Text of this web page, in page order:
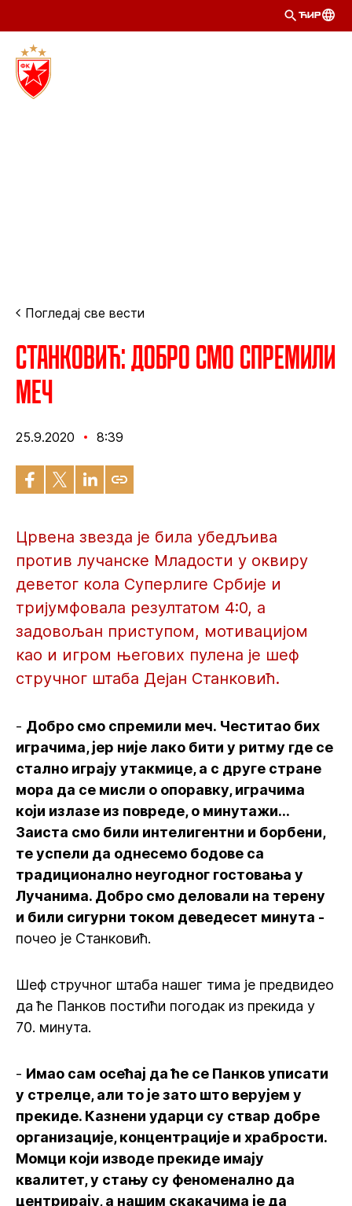
ЋИР
Погледај све вести
Станковић: Добро смо спремили
меч
25.9.2020 8:39
Црвена звезда је била убедљива
против лучанске Младости у оквиру
деветог кола Суперлиге Србије и
тријумфовала резултатом 4:0, а
задовољан приступом, мотивацијом
као и игром његових пулена је шеф
стручног штаба Дејан Станковић.
- Добро смо спремили меч. Честитао бих
играчима, јер није лако бити у ритму где се
стално играју утакмице, а с друге стране
мора да се мисли о опоравку, играчима
који излазе из повреде, о минутажи...
Заиста смо били интелигентни и борбени,
те успели да однесемо бодове са
традиционално неугодног гостовања у
Лучанима. Добро смо деловали на терену
и били сигурни током деведесет минута -
почео је Станковић.
Шеф стручног штаба нашег тима је предвидео
да ће Панков постићи погодак из прекида у
70. минута.
- Имао сам осећај да ће се Панков уписати
у стрелце, али то је зато што верујем у
прекиде. Казнени ударци су ствар добре
организације, концентрације и храбрости.
Момци који изводе прекиде имају
квалитет, у стању су феноменално да
центрирају, а нашим скакачима је да